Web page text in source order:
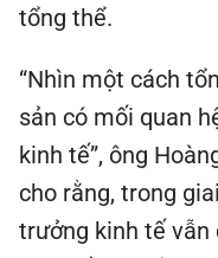
tổng thể.
“Nhìn một cách
sản có mối quan
kinh tế”, ông
cho rằng, trong
trưởng kinh tế vẫn